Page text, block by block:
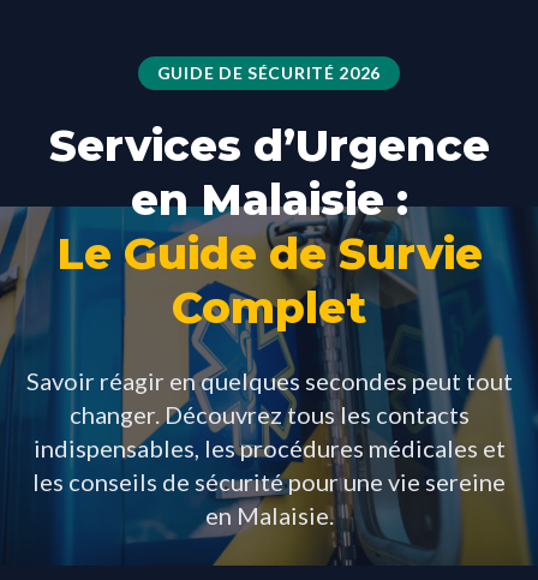
GUIDE DE SÉCURITÉ 2026
Services d’Urgence
en Malaisie :
Le Guide de Survie
Complet
Savoir réagir en quelques secondes peut tout
changer. Découvrez tous les contacts
indispensables, les procédures médicales et
les conseils de sécurité pour une vie sereine
en Malaisie.